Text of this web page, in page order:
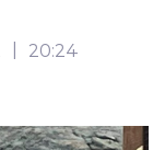
20:24